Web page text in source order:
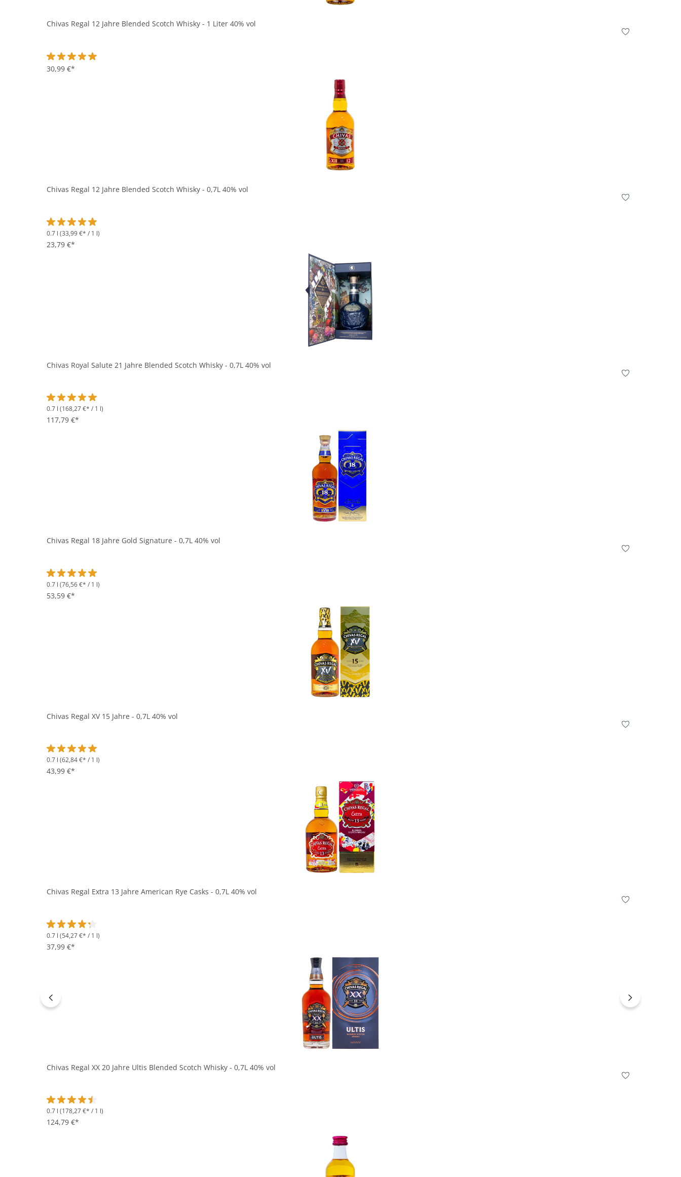
Chivas Regal 12 Jahre Blended Scotch Whisky - 1 Liter 40% vol
Durchschnittliche Bewertung von 4.8 von 5 Sternen
30,99 €*
Chivas Regal 12 Jahre Blended Scotch Whisky - 0,7L 40% vol
Durchschnittliche Bewertung von 4.9 von 5 Sternen
0.7 l (33,99 €* / 1 l)
23,79 €*
In den Korb
Chivas Royal Salute 21 Jahre Blended Scotch Whisky - 0,7L 40% vol
Durchschnittliche Bewertung von 5 von 5 Sternen
0.7 l (168,27 €* / 1 l)
117,79 €*
In den Korb
Chivas Regal 18 Jahre Gold Signature - 0,7L 40% vol
Durchschnittliche Bewertung von 5 von 5 Sternen
0.7 l (76,56 €* / 1 l)
53,59 €*
In den Korb
Chivas Regal XV 15 Jahre - 0,7L 40% vol
Durchschnittliche Bewertung von 5 von 5 Sternen
0.7 l (62,84 €* / 1 l)
43,99 €*
In den Korb
Chivas Regal Extra 13 Jahre American Rye Casks - 0,7L 40% vol
Durchschnittliche Bewertung von 4.1 von 5 Sternen
0.7 l (54,27 €* / 1 l)
37,99 €*
In den Korb
Chivas Regal XX 20 Jahre Ultis Blended Scotch Whisky - 0,7L 40% vol
Durchschnittliche Bewertung von 4.5 von 5 Sternen
0.7 l (178,27 €* / 1 l)
124,79 €*
In den Korb